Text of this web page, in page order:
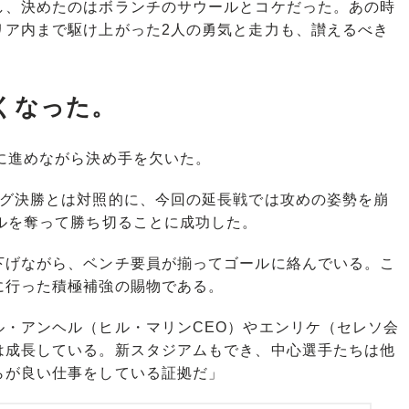
決めたのはボランチのサウールとコケだった。あの時
内まで駆け上がった2人の勇気と走力も、讃えるべき
った。
めながら決め手を欠いた。
勝とは対照的に、今回の延長戦では攻めの姿勢を崩
奪って勝ち切ることに成功した。
ながら、ベンチ要員が揃ってゴールに絡んでいる。こ
った積極補強の賜物である。
アンヘル（ヒル・マリンCEO）やエンリケ（セレソ会
長している。新スタジアムもでき、中心選手たちは他
良い仕事をしている証拠だ」